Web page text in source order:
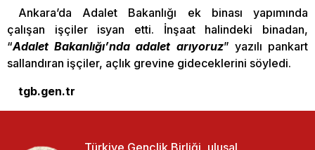
Ankara’da Adalet Bakanlığı ek binası yapımında
çalışan işçiler isyan etti. İnşaat halindeki binadan,
“Adalet Bakanlığı’nda adalet arıyoruz” yazılı pankart
sallandıran işçiler, açlık grevine gideceklerini söyledi.
tgb.gen.tr